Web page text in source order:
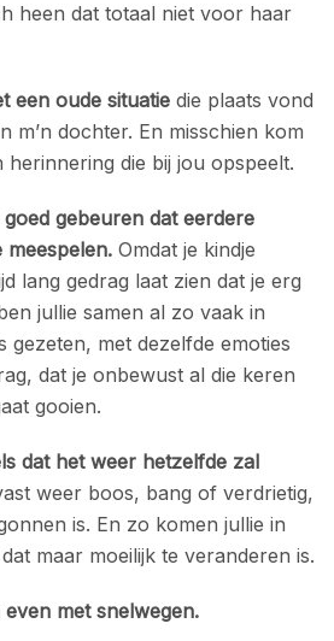
heen dat totaal niet voor haar
een oude situatie die plaats vond
m’n dochter. En misschien kom
die bij jou opspeelt.
gebeuren dat eerdere
meespelen. Omdat je kindje
lang gedrag laat zien dat je erg
jullie samen al zo vaak in
gezeten, met dezelfde emoties
dat je onbewust al die keren
gooien.
dat het weer hetzelfde zal
weer boos, bang of verdrietig,
is. En zo komen jullie in
maar moeilijk te veranderen is.
met snelwegen.